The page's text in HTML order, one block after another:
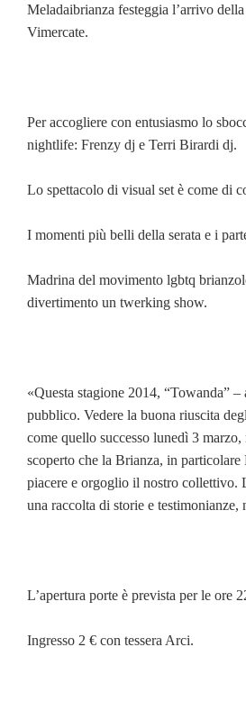
Meladaibrianza festeggia l’arrivo
Vimercate.
Per accogliere con entusiasmo lo
nightlife: Frenzy dj e Terri Birardi dj.
Lo spettacolo di visual set è come di
I momenti più belli della serata e i
Madrina del movimento lgbtq
divertimento un twerking show.
«Questa stagione 2014, “Towanda”
pubblico. Vedere la buona riuscita
come quello successo lunedì 3
scoperto che la Brianza, in
piacere e orgoglio il nostro collettivo.
una raccolta di storie e
L’apertura porte è prevista per le ore
Ingresso 2 € con tessera Arci.